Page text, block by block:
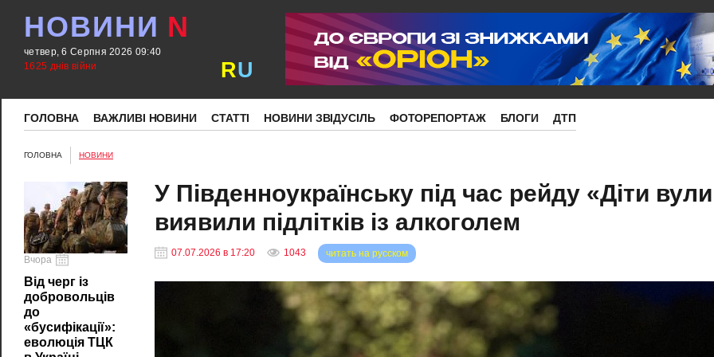
НОВИНИ N
четвер, 6 Серпня 2026 09:40
1625 днів війни
RU
ГОЛОВНА ВАЖЛИВІ НОВИНИ СТАТТІ НОВИНИ ЗВІДУСІЛЬ ФОТОРЕПОРТАЖ БЛОГИ ДТП
ГОЛОВНА НОВИНИ
Вчора
Від черг із
добровольців
до
«бусифікації»:
еволюція ТЦК
У Південноукраїнську під час рейду «Діти
виявили підлітків із алкоголем
07.07.2026 в 17:20 1043 читать на русском